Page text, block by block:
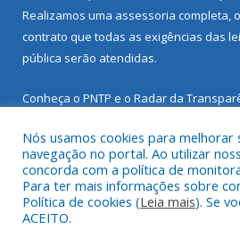
Realizamos uma assessoria completa,
contrato que todas as exigências das
pública serão atendidas.
Conheça o PNTP e o Radar da
Todos os direitos reservados a
Novo.
Nós usamos cookies para melhorar
navegação no portal. Ao utilizar
concorda com a política de
Para ter mais informações sobre
Política de cookies (Leia mais). Se
ACEITO.